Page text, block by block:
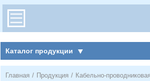
Каталог продукции
Главная / Продукция / Кабельно-